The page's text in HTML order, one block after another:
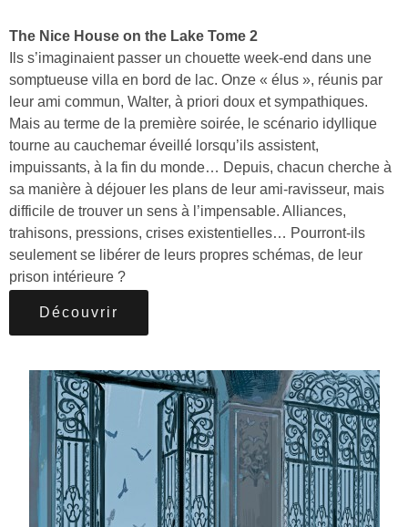
The Nice House on the Lake Tome 2
Ils s’imaginaient passer un chouette week-end dans une
somptueuse villa en bord de lac. Onze « élus », réunis par
leur ami commun, Walter, à priori doux et sympathiques.
Mais au terme de la première soirée, le scénario idyllique
tourne au cauchemar éveillé lorsqu’ils assistent,
impuissants, à la fin du monde… Depuis, chacun cherche à
sa manière à déjouer les plans de leur ami-ravisseur, mais
difficile de trouver un sens à l’impensable. Alliances,
trahisons, pressions, crises existentielles… Pourront-ils
seulement se libérer de leurs propres schémas, de leur
prison intérieure ?
Découvrir